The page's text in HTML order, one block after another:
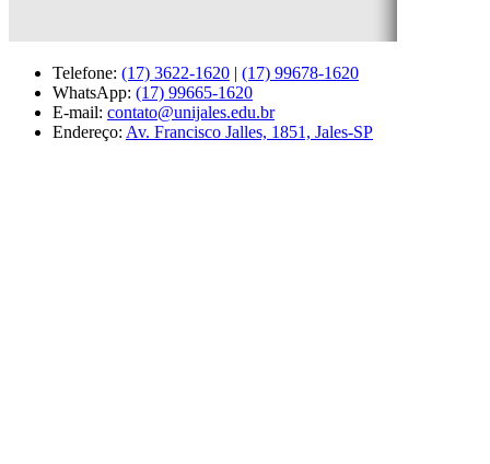
Telefone: (17) 3622-1620 | (17) 99678-1620
WhatsApp: (17) 99665-1620
E-mail: contato@unijales.edu.br
Endereço: Av. Francisco Jalles, 1851, Jales-SP